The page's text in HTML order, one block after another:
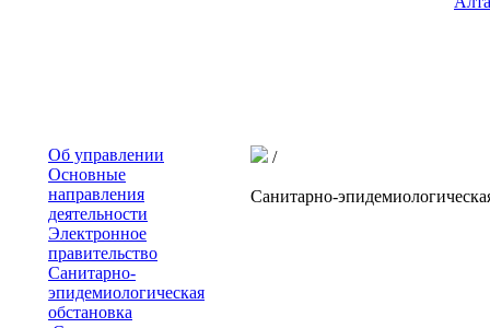
Об управлении
Основные
направления
деятельности
Электронное
правительство
Санитарно-
эпидемиологическая
обстановка
/
Санитарно-